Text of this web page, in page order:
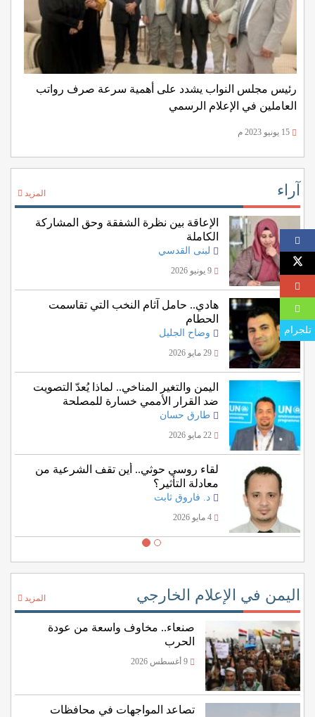
رئيس مجلس النواب يشدد على أهمية سرعة صرف رواتب
العاملين في الإعلام الرسمي
آراء المزيد
الإعاقة بين نظرة الشفقة وحق المشاركة
الكاملة
لبنى القدسي
9 يونيو 2026
هادي.. حامل آثام النخب التي تقاسمت
الحطام
وضاح الجليل
29 مايو 2026
اليمن والتغير المناخي.. لماذا يُعدّ التصويت
ضد القرار الأممي خسارة للمصلحة
اليمنية؟
طارق حسان
22 مايو 2026
لقاء روسي حوثي.. أين تقف الشرعية من
معادلة التأثير؟
د. فاروق ثابت
4 مايو 2026
اليمن في الإعلام الخارجي المزيد
صنعاء.. مخاوف واسعة من عودة
الحرب
9 أغسطس 2026
تصاعد المواجهات في محافظات
تلجرام